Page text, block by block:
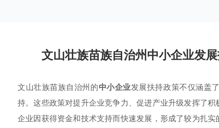
文山壮族苗族自治州中小企业发
文山壮族苗族自治州的中小企业发展扶持政策不仅涵盖
持。这些政策对提升企业竞争力、促进产业升级发挥了
企业因获得资金和技术支持而快速发展，形成了较为扎